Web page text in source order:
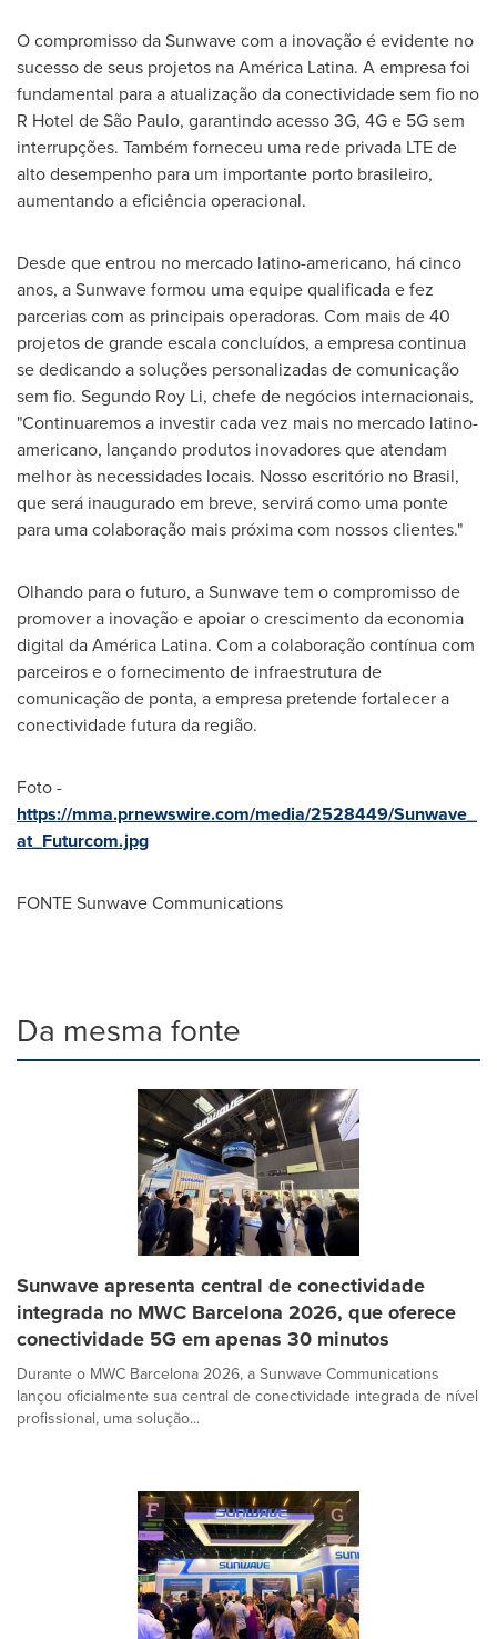
O compromisso da Sunwave com a inovação é evidente no
sucesso de seus projetos na América Latina. A empresa foi
fundamental para a atualização da conectividade sem fio no
R Hotel de São Paulo, garantindo acesso 3G, 4G e 5G sem
interrupções. Também forneceu uma rede privada LTE de
alto desempenho para um importante porto brasileiro,
aumentando a eficiência operacional.
Desde que entrou no mercado latino-americano, há cinco
anos, a Sunwave formou uma equipe qualificada e fez
parcerias com as principais operadoras. Com mais de 40
projetos de grande escala concluídos, a empresa continua
se dedicando a soluções personalizadas de comunicação
sem fio. Segundo Roy Li, chefe de negócios internacionais,
"Continuaremos a investir cada vez mais no mercado latino-
americano, lançando produtos inovadores que atendam
melhor às necessidades locais. Nosso escritório no Brasil,
que será inaugurado em breve, servirá como uma ponte
para uma colaboração mais próxima com nossos clientes."
Olhando para o futuro, a Sunwave tem o compromisso de
promover a inovação e apoiar o crescimento da economia
digital da América Latina. Com a colaboração contínua com
parceiros e o fornecimento de infraestrutura de
comunicação de ponta, a empresa pretende fortalecer a
conectividade futura da região.
Foto -
https://mma.prnewswire.com/media/2528449/Sunwave_
at_Futurcom.jpg
FONTE Sunwave Communications
Da mesma fonte
Sunwave apresenta central de conectividade
integrada no MWC Barcelona 2026, que oferece
conectividade 5G em apenas 30 minutos
Durante o MWC Barcelona 2026, a Sunwave Communications
lançou oficialmente sua central de conectividade integrada de nível
profissional, uma solução...